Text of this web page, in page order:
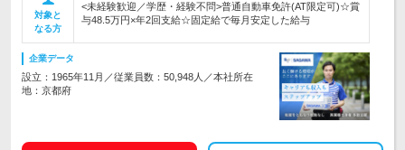
対象と
なる方
<未経験歓迎／学歴・経験不問>普通自動車免許(AT限定可)☆賞
与48.5万円×年2回支給☆固定給で毎月安定した給与
企業データ
設立：1965年11月／従業員数：50,948人／本社所在
地：京都府